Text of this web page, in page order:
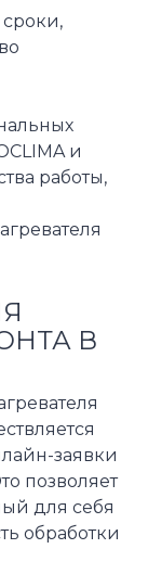
и
работы,
В
заявки
позволяет
для себя
обработки